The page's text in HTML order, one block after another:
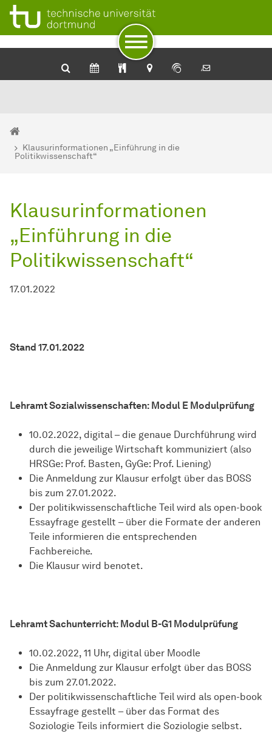
Zum Navigationspfad
Zur Navigation
Zum Schnellzugriff
Zum Fuß der Seite mit weiteren Services
Zum Inhalt
Zur Startseite
Sie sind hier:
Startseite
Klausurinformationen „Einführung in die
Politikwissenschaft“
Klausurinformationen
„Einführung in die
Politikwissenschaft“
17.01.2022
Stand 17.01.2022
Lehramt Sozialwissenschaften: Modul E Modulprüfung
10.02.2022, digital – die genaue Durchführung wird
durch die jeweilige Wirtschaft kommuniziert (also
HRSGe: Prof. Basten, GyGe: Prof. Liening)
Die Anmeldung zur Klausur erfolgt über das BOSS
bis zum 27.01.2022.
Der politikwissenschaftliche Teil wird als open-book
Essayfrage gestellt – über die Formate der anderen
Teile informieren die entsprechenden
Fachbereiche.
Die Klausur wird benotet.
Lehramt Sachunterricht: Modul B-G1 Modulprüfung
10.02.2022, 11 Uhr, digital über Moodle
Die Anmeldung zur Klausur erfolgt über das BOSS
bis zum 27.01.2022.
Der politikwissenschaftliche Teil wird als open-book
Essayfrage gestellt – über das Format des
Soziologie Teils informiert die Soziologie selbst.